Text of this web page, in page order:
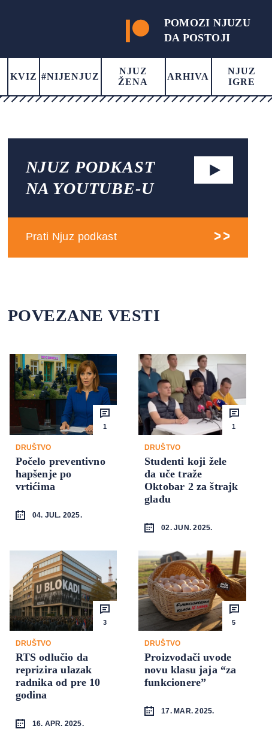
POMOZI NJUZU
DA POSTOJI
KVIZ #NIJENJUZ
NJUZ
ŽENA
ARHIVA
NJUZ
IGRE
NJUZ PODKAST
NA YOUTUBE-U
Prati Njuz podkast
POVEZANE VESTI
1
DRUŠTVO
Počelo preventivno
hapšenje po
vrtićima
04. JUL. 2025.
1
DRUŠTVO
Studenti koji žele
da uče traže
Oktobar 2 za štrajk
glađu
02. JUN. 2025.
3
DRUŠTVO
RTS odlučio da
reprizira ulazak
radnika od pre 10
godina
16. APR. 2025.
5
DRUŠTVO
Proizvođači uvode
novu klasu jaja “za
funkcionere”
17. MAR. 2025.